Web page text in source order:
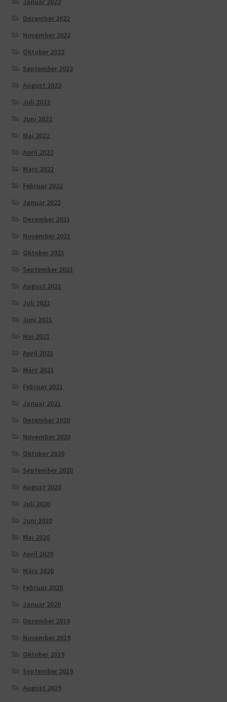
Dezember 2022
November 2022
Oktober 2022
September 2022
August 2022
Juli 2022
Juni 2022
Mai 2022
April 2022
März 2022
Februar 2022
Januar 2022
Dezember 2021
November 2021
Oktober 2021
September 2021
August 2021
Juli 2021
Juni 2021
Mai 2021
April 2021
März 2021
Februar 2021
Januar 2021
Dezember 2020
November 2020
Oktober 2020
September 2020
August 2020
Juli 2020
Juni 2020
Mai 2020
April 2020
März 2020
Februar 2020
Januar 2020
Dezember 2019
November 2019
Oktober 2019
September 2019
August 2019